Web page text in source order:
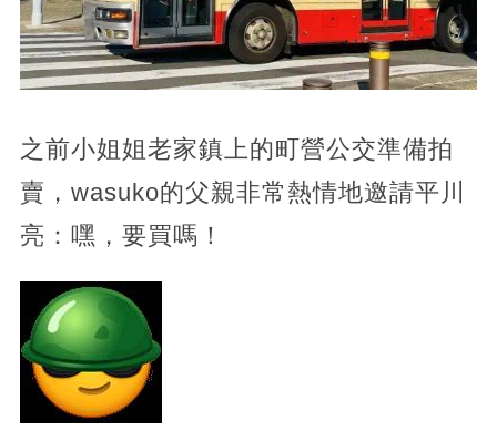
之前小姐姐老家鎮上的町營公交準備拍
賣，wasuko的父親非常熱情地邀請平川
亮：嘿，要買嗎！